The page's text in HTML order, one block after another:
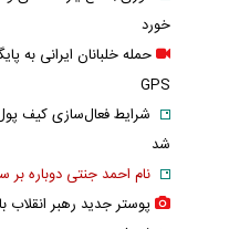
خورد
حمله خلبانان ایرانی به
GPS
شرایط فعال‌سازی کیف پول
شد
نام احمد جنتی دوباره بر
پوستر جدید رهبر انقلاب